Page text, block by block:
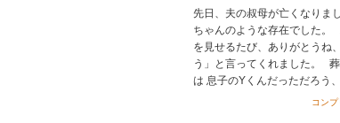
先日、夫の叔母が亡くなりま
ちゃんのような存在でした。
を見せるたび、ありがとうね
う」と言ってくれました。
は 息子のYくんだっただろう
コン